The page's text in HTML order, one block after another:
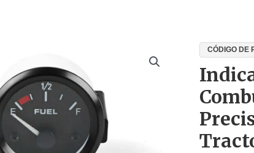
CÓDIGO DE
Indicador
Nivel
de
Combustible
–
Medición